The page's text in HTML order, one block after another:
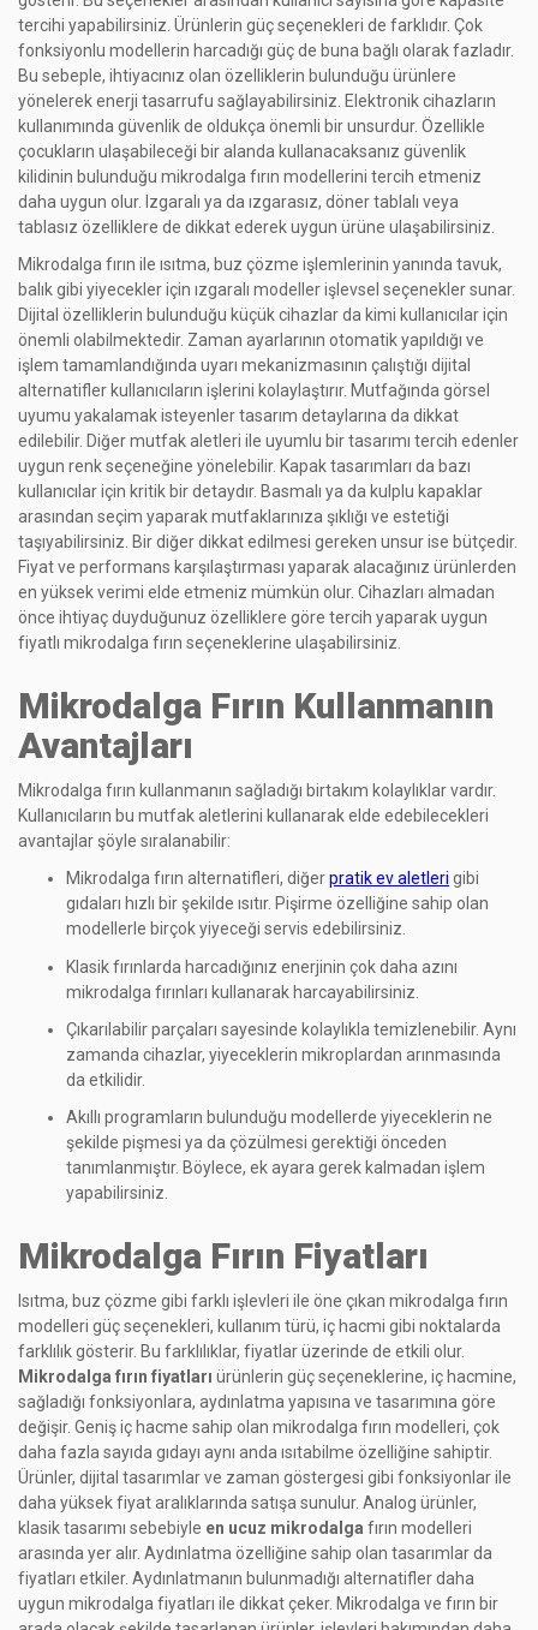
tercihi yapabilirsiniz. Ürünlerin güç seçenekleri de farklıdır. Çok
fonksiyonlu modellerin harcadığı güç de buna bağlı olarak fazladır.
Bu sebeple, ihtiyacınız olan özelliklerin bulunduğu ürünlere
yönelerek enerji tasarrufu sağlayabilirsiniz. Elektronik cihazların
kullanımında güvenlik de oldukça önemli bir unsurdur. Özellikle
çocukların ulaşabileceği bir alanda kullanacaksanız güvenlik
kilidinin bulunduğu mikrodalga fırın modellerini tercih etmeniz
daha uygun olur. Izgaralı ya da ızgarasız, döner tablalı veya
tablasız özelliklere de dikkat ederek uygun ürüne ulaşabilirsiniz.
Mikrodalga fırın ile ısıtma, buz çözme işlemlerinin yanında tavuk,
balık gibi yiyecekler için ızgaralı modeller işlevsel seçenekler sunar.
Dijital özelliklerin bulunduğu küçük cihazlar da kimi kullanıcılar için
önemli olabilmektedir. Zaman ayarlarının otomatik yapıldığı ve
işlem tamamlandığında uyarı mekanizmasının çalıştığı dijital
alternatifler kullanıcıların işlerini kolaylaştırır. Mutfağında görsel
uyumu yakalamak isteyenler tasarım detaylarına da dikkat
edilebilir. Diğer mutfak aletleri ile uyumlu bir tasarımı tercih edenler
uygun renk seçeneğine yönelebilir. Kapak tasarımları da bazı
kullanıcılar için kritik bir detaydır. Basmalı ya da kulplu kapaklar
arasından seçim yaparak mutfaklarınıza şıklığı ve estetiği
taşıyabilirsiniz. Bir diğer dikkat edilmesi gereken unsur ise bütçedir.
Fiyat ve performans karşılaştırması yaparak alacağınız ürünlerden
en yüksek verimi elde etmeniz mümkün olur. Cihazları almadan
önce ihtiyaç duyduğunuz özelliklere göre tercih yaparak uygun
fiyatlı mikrodalga fırın seçeneklerine ulaşabilirsiniz.
Mikrodalga Fırın Kullanmanın
Avantajları
Mikrodalga fırın kullanmanın sağladığı birtakım kolaylıklar vardır.
Kullanıcıların bu mutfak aletlerini kullanarak elde edebilecekleri
avantajlar şöyle sıralanabilir:
Mikrodalga fırın alternatifleri, diğerpratik ev aletleri gibi
gıdaları hızlı bir şekilde ısıtır. Pişirme özelliğine sahip olan
modellerle birçok yiyeceği servis edebilirsiniz.
Klasik fırınlarda harcadığınız enerjinin çok daha azını
mikrodalga fırınları kullanarak harcayabilirsiniz.
Çıkarılabilir parçaları sayesinde kolaylıkla temizlenebilir. Aynı
zamanda cihazlar, yiyeceklerin mikroplardan arınmasında
da etkilidir.
Akıllı programların bulunduğu modellerde yiyeceklerin ne
şekilde pişmesi ya da çözülmesi gerektiği önceden
tanımlanmıştır. Böylece, ek ayara gerek kalmadan işlem
yapabilirsiniz.
Mikrodalga Fırın Fiyatları
Isıtma, buz çözme gibi farklı işlevleri ile öne çıkan mikrodalga fırın
modelleri güç seçenekleri, kullanım türü, iç hacmi gibi noktalarda
farklılık gösterir. Bu farklılıklar, fiyatlar üzerinde de etkili olur.
Mikrodalga fırın fiyatları ürünlerin güç seçeneklerine, iç hacmine,
sağladığı fonksiyonlara, aydınlatma yapısına ve tasarımına göre
değişir. Geniş iç hacme sahip olan mikrodalga fırın modelleri, çok
daha fazla sayıda gıdayı aynı anda ısıtabilme özelliğine sahiptir.
Ürünler, dijital tasarımlar ve zaman göstergesi gibi fonksiyonlar ile
daha yüksek fiyat aralıklarında satışa sunulur. Analog ürünler,
klasik tasarımı sebebiyle en ucuz mikrodalga fırın modelleri
arasında yer alır. Aydınlatma özelliğine sahip olan tasarımlar da
fiyatları etkiler. Aydınlatmanın bulunmadığı alternatifler daha
uygun mikrodalga fiyatları ile dikkat çeker. Mikrodalga ve fırın bir